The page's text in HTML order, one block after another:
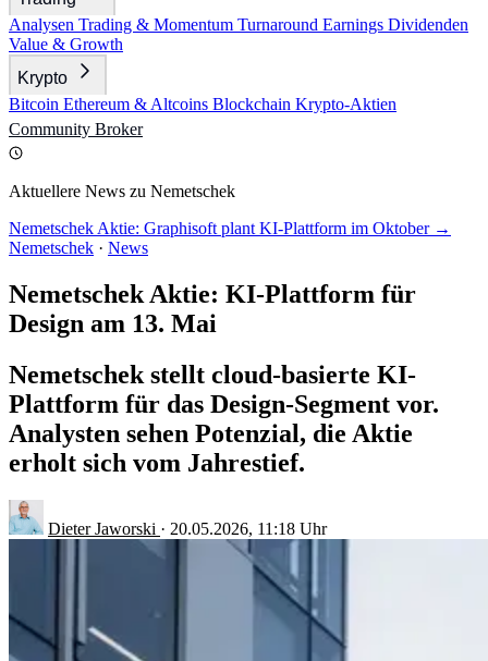
Analysen Trading & Momentum Turnaround Earnings Dividenden
Value & Growth
Krypto
Bitcoin Ethereum & Altcoins Blockchain Krypto-Aktien
Community Broker
Aktuellere News zu Nemetschek
Nemetschek Aktie: Graphisoft plant KI-Plattform im Oktober →
Nemetschek · News
Nemetschek Aktie: KI-Plattform für
Design am 13. Mai
Nemetschek stellt cloud-basierte KI-
Plattform für das Design-Segment vor.
Analysten sehen Potenzial, die Aktie
erholt sich vom Jahrestief.
Dieter Jaworski · 20.05.2026, 11:18 Uhr